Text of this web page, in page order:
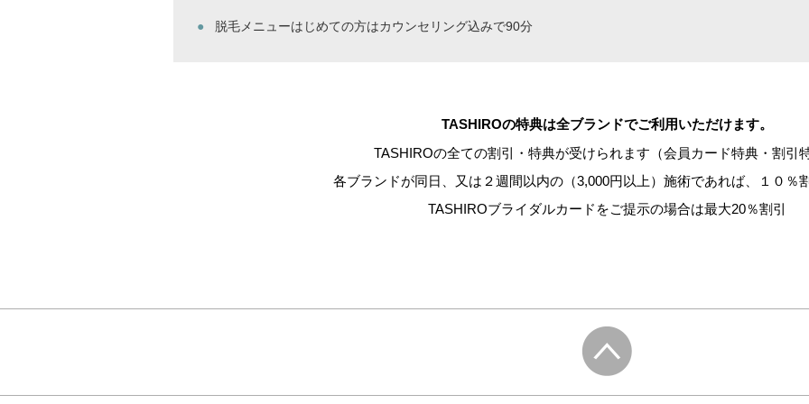
脱毛メニューはじめての方はカウンセリング込みで90分
TASHIROの特典は全ブランドでご利用いただけます。
TASHIROの全ての割引・特典が受けられます （会員カード特典・割引
各ブランドが同日、又は２週間以内の（3,000円以上） 施術であれば、１０％
TASHIROブライダルカードをご提示の場合は最大20％割引